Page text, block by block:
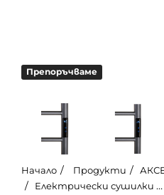
Препоръчваме
Начало Продукти
Електрически сушилки за кърпи